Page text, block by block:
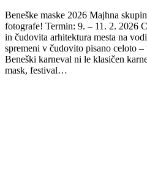
Beneške maske 2026 Majhna
fotografe! Termin: 9. – 11. 2. 2026
in čudovita arhitektura mesta na
spremeni v čudovito pisano celoto
Beneški karneval ni le klasičen
mask, festival…